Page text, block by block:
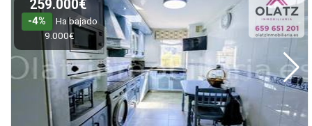
259.000€
-4%
Ha bajado
9.000€